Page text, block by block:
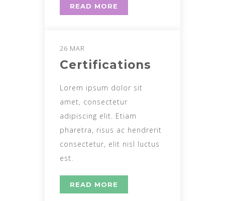
READ MORE
26 MAR
Certifications
Lorem ipsum dolor sit
amet, consectetur
adipiscing elit. Etiam
pharetra, risus ac hendrerit
consectetur, elit nisl luctus
est.
READ MORE